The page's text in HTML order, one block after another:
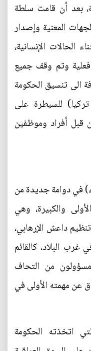
بعد أن قامت سلطة
المعنية وإصدار
الحالات الإنسانية،
وتم وقف جميع
الى تنسيق الحكومة
للسيطرة على
قبل أفراد وموظفين
في دوامة جديدة من
والكبيرة، وهي
داعش الإرهابي،
البلاد، كالقائم
من التحاف
عن مهمته الأولى في
اتخذته الحكومة